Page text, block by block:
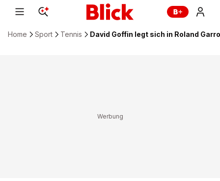
Home Sport Tennis David Goffin legt sich in Roland